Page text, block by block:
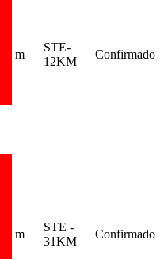
m
STE-
12KM
Confirmado
m
STE -
31KM
Confirmado